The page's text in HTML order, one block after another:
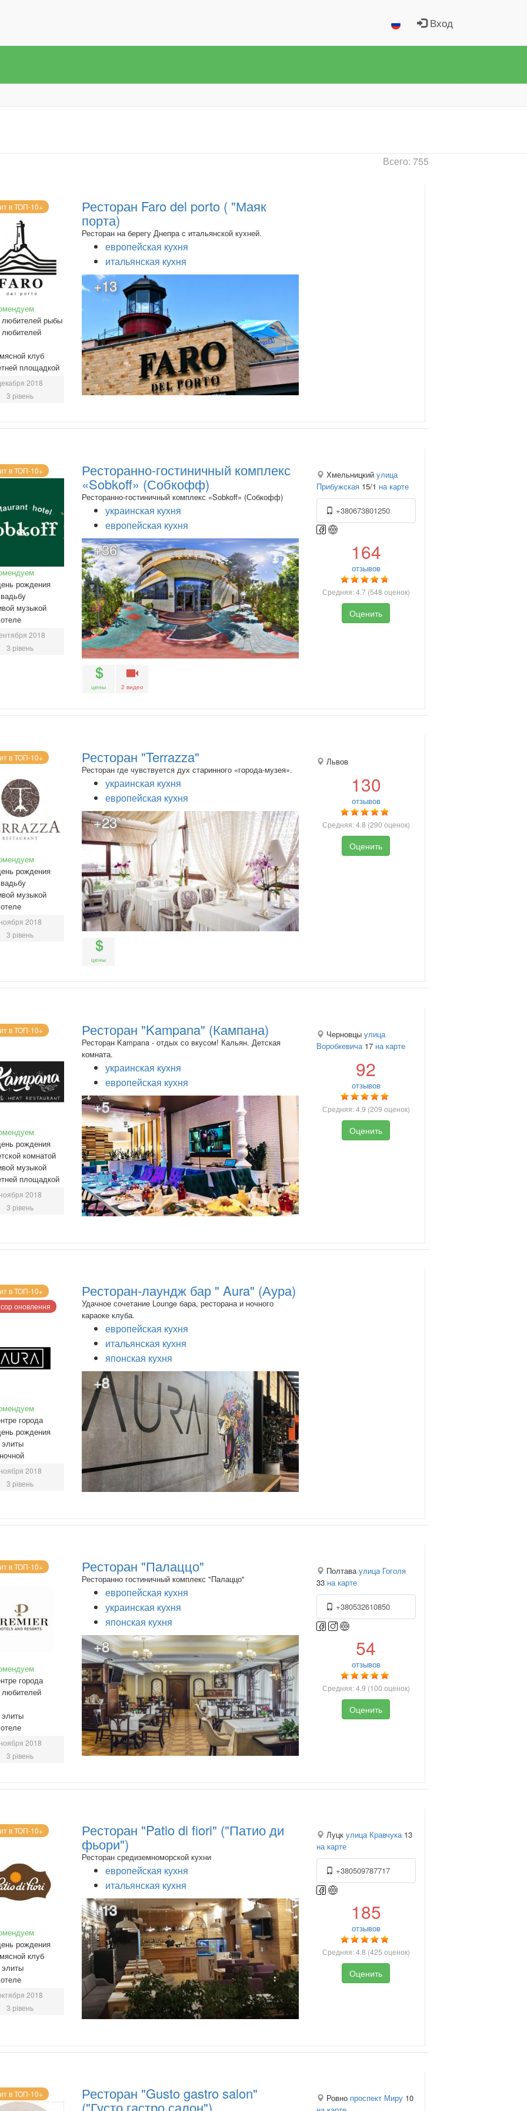
Вход
Всего: 755
в ТОП-10+
рыбы
клуб
площадкой
2018
3 рівень
Ресторан Faro del porto ( "Маяк
порта)
Ресторан на берегу Днепра с итальянской кухней.
европейская кухня
итальянская кухня
+13
в ТОП-10+
рождения
музыкой
2018
3 рівень
Ресторанно-гостиничный комплекс
«Sobkoff» (Собкофф)
Ресторанно-гостиничный комплекс «Sobkoff» (Собкофф)
украинская кухня
европейская кухня
+36
цены 2 видео
Хмельницкий улица
Прибужская15/1 на карте
+380673801250
164
отзывов
Средняя:4.7 (548 оценок)
Оценить
в ТОП-10+
рождения
музыкой
ноября 2018
3 рівень
Ресторан "Terrazza"
Ресторан где чувствуется дух старинного «города-музея».
украинская кухня
европейская кухня
+23
цены
Львов
130
отзывов
Средняя:4.8 (290 оценок)
Оценить
в ТОП-10+
рождения
комнатой
музыкой
площадкой
ноября 2018
3 рівень
Ресторан "Kampana" (Кампана)
Ресторан Kampana - отдых со вкусом! Кальян. Детская
комната.
украинская кухня
европейская кухня
+5
Черновцы улица
Воробкевича17 на карте
92
отзывов
Средняя:4.9 (209 оценок)
Оценить
в ТОП-10+
оновлення
города
рождения
ноября 2018
3 рівень
Ресторан-лаундж бар " Aura" (Аура)
Удачное сочетание Lounge бара, ресторана и ночного
караоке клуба.
европейская кухня
итальянская кухня
японская кухня
+8
в ТОП-10+
города
ноября 2018
3 рівень
Ресторан "Палаццо"
Ресторанно гостиничный комплекс "Палаццо"
европейская кухня
украинская кухня
японская кухня
+8
Полтаваулица Гоголя
33 на карте
+380532610850
54
отзывов
Средняя:4.9 (100 оценок)
Оценить
в ТОП-10+
рождения
клуб
2018
3 рівень
Ресторан "Patio di fiori" ("Патио ди
фьори")
Ресторан средиземноморской кухни
европейская кухня
итальянская кухня
+13
Луцк улица Кравчука13
на карте
+380509787717
185
отзывов
Средняя:4.8 (425 оценок)
Оценить
в ТОП-10+ Ресторан "Gusto gastro salon"
("Густо гастро салон")
Ровно проспект Миру10